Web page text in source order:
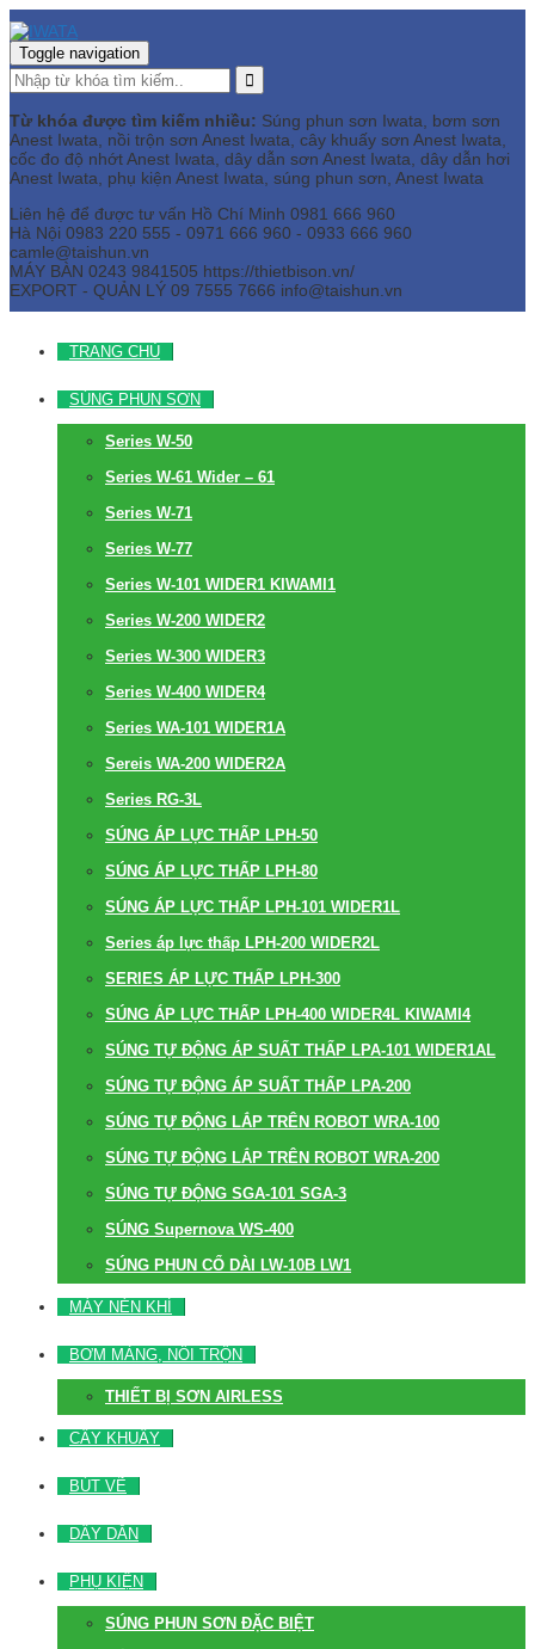
Toggle navigation
Từ khóa được tìm kiếm nhiều: Súng phun sơn Iwata, bơm sơn
Anest Iwata, nồi trộn sơn Anest Iwata, cây khuấy sơn Anest Iwata,
cốc đo độ nhớt Anest Iwata, dây dẫn sơn Anest Iwata, dây dẫn hơi
Anest Iwata, phụ kiện Anest Iwata, súng phun sơn, Anest Iwata
Liên hệ để được tư vấn Hồ Chí Minh 0981 666 960
Hà Nội 0983 220 555 - 0971 666 960 - 0933 666 960
camle@taishun.vn
MÁY BÀN 0243 9841505 https://thietbison.vn/
EXPORT - QUẢN LÝ 09 7555 7666 info@taishun.vn
TRANG CHỦ
SÚNG PHUN SƠN
Series W-50
Series W-61 Wider – 61
Series W-71
Series W-77
Series W-101 WIDER1 KIWAMI1
Series W-200 WIDER2
Series W-300 WIDER3
Series W-400 WIDER4
Series WA-101 WIDER1A
Sereis WA-200 WIDER2A
Series RG-3L
SÚNG ÁP LỰC THẤP LPH-50
SÚNG ÁP LỰC THẤP LPH-80
SÚNG ÁP LỰC THẤP LPH-101 WIDER1L
Series áp lực thấp LPH-200 WIDER2L
SERIES ÁP LỰC THẤP LPH-300
SÚNG ÁP LỰC THẤP LPH-400 WIDER4L KIWAMI4
SÚNG TỰ ĐỘNG ÁP SUẤT THẤP LPA-101 WIDER1AL
SÚNG TỰ ĐỘNG ÁP SUẤT THẤP LPA-200
SÚNG TỰ ĐỘNG LẮP TRÊN ROBOT WRA-100
SÚNG TỰ ĐỘNG LẮP TRÊN ROBOT WRA-200
SÚNG TỰ ĐỘNG SGA-101 SGA-3
SÚNG Supernova WS-400
SÚNG PHUN CỔ DÀI LW-10B LW1
MÁY NÉN KHÍ
BƠM MÀNG, NỒI TRỘN
THIẾT BỊ SƠN AIRLESS
CÂY KHUẤY
BÚT VẼ
DÂY DẪN
PHỤ KIỆN
SÚNG PHUN SƠN ĐẶC BIỆT